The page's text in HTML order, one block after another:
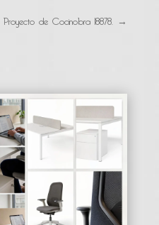
Proyecto de Cocinobra 18878. →